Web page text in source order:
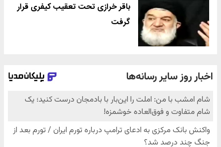
باقر خرازی تحت تعقیب کیفری قرار
گرفت